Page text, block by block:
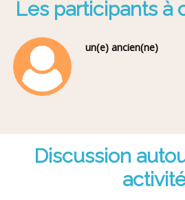
Les participants à
un(e) ancien(ne)
Discussion